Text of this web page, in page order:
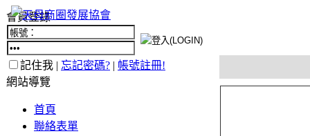
會員登錄
記住我 | 忘記密碼? | 帳號註冊!
網站導覽
首頁
聯絡表單